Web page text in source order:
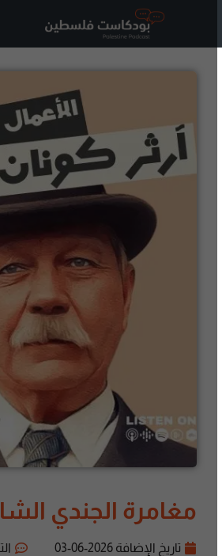
مغامرة الجندي
تاريخ الإضافة2026-06-03